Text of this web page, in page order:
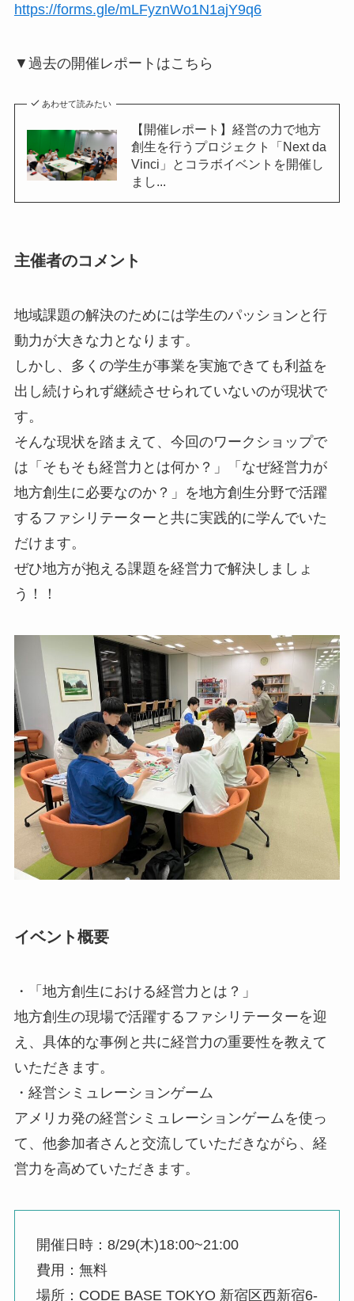
https://forms.gle/mLFyznWo1N1ajY9q6
▼過去の開催レポートはこちら
あわせて読みたい
【開催レポート】経営の力で地方
創生を行うプロジェクト「Next da
Vinci」とコラボイベントを開催し
まし...
主催者のコメント
地域課題の解決のためには学生のパッションと行
動力が大きな力となります。
しかし、多くの学生が事業を実施できても利益を
出し続けられず継続させられていないのが現状で
す。
そんな現状を踏まえて、今回のワークショップで
は「そもそも経営力とは何か？」「なぜ経営力が
地方創生に必要なのか？」を地方創生分野で活躍
するファシリテーターと共に実践的に学んでいた
だけます。
ぜひ地方が抱える課題を経営力で解決しましょ
う！！
イベント概要
・「地方創生における経営力とは？」
地方創生の現場で活躍するファシリテーターを迎
え、具体的な事例と共に経営力の重要性を教えて
いただきます。
・経営シミュレーションゲーム
アメリカ発の経営シミュレーションゲームを使っ
て、他参加者さんと交流していただきながら、経
営力を高めていただきます。
開催日時：8/29(木)18:00~21:00
費用：無料
場所：CODE BASE TOKYO 新宿区西新宿6-